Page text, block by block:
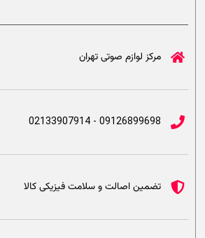
مرکز لوازم صوتی تهران
09126899698 - 02133907914
تضمین اصالت و سلامت فیزیکی کالا